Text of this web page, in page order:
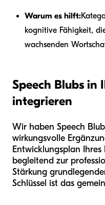
Warum es hilft:
kognitive Fähigkeit,
wachsenden
Speech Blubs in
integrieren
Wir haben Speech
wirkungsvolle
Entwicklungsplan Ihres
begleitend zur
Stärkung
Schlüssel ist das